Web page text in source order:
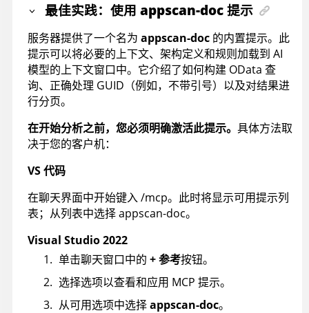
最佳实践：使用appscan-doc 提示
服务器提供了一个名为 appscan-doc 的内置提示。此
提示可以将必要的上下文、架构定义和规则加载到 AI
模型的上下文窗口中。它介绍了如何构建 OData 查
询、正确处理 GUID（例如，不带引号）以及对结果进
行分页。
在开始分析之前，您必须明确激活此提示。 具体方法取
决于您的客户机：
VS 代码
在聊天界面中开始键入 /mcp。此时将显示可用提示列
表；从列表中选择 appscan-doc。
Visual Studio 2022
单击聊天窗口中的 + 参考按钮。
选择选项以查看和应用 MCP 提示。
从可用选项中选择appscan-doc。